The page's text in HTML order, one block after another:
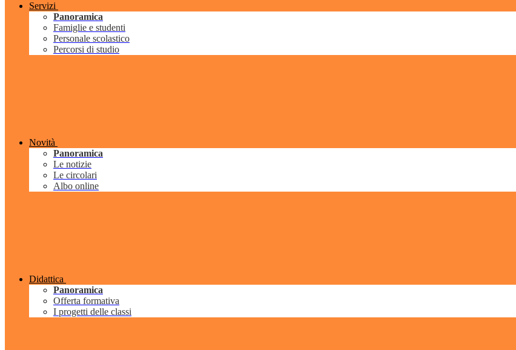
Servizi
Panoramica
Famiglie e studenti
Personale scolastico
Percorsi di studio
Novità
Panoramica
Le notizie
Le circolari
Albo online
Didattica
Panoramica
Offerta formativa
I progetti delle classi